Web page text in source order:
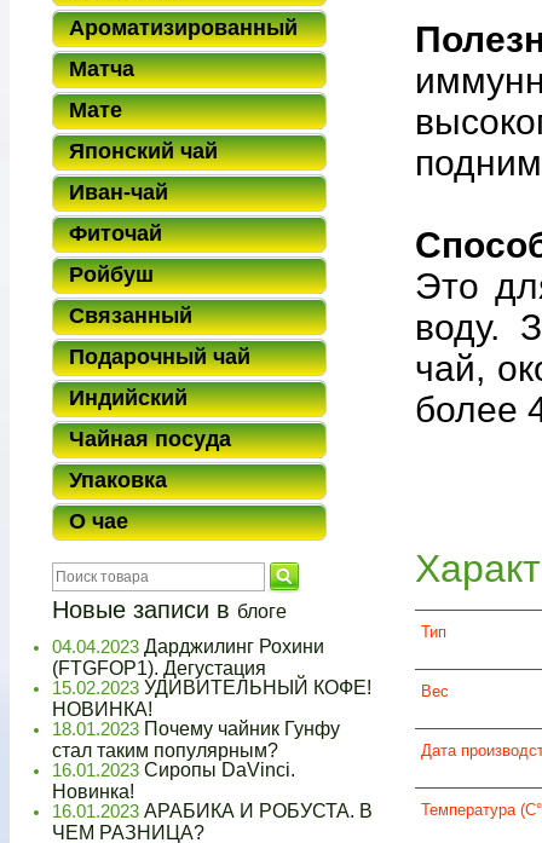
Ароматизированный
Матча
Мате
Японский чай
Иван-чай
Фиточай
Ройбуш
Связанный
Подарочный чай
Индийский
Чайная посуда
Упаковка
О чае
Новые записи в блоге
04.04.2023 Дарджилинг Рохини
(FTGFOP1). Дегустация
15.02.2023 УДИВИТЕЛЬНЫЙ КОФЕ!
НОВИНКА!
18.01.2023 Почему чайник Гунфу
стал таким популярным?
16.01.2023 Сиропы DaVinci.
Новинка!
16.01.2023 АРАБИКА И РОБУСТА. В
ЧЕМ РАЗНИЦА?
Это
воду.
чай,
более
Тип
Вес
Дата
Температура